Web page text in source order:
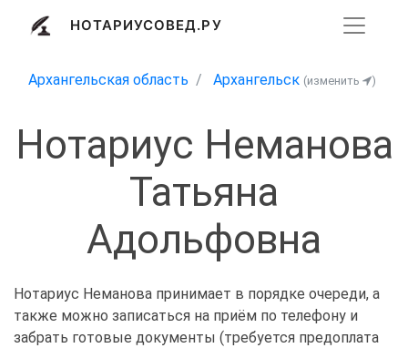
НОТАРИУСОВЕД.РУ
Архангельская область Архангельск (изменить )
Нотариус Неманова
Татьяна
Адольфовна
Нотариус Неманова принимает в порядке очереди, а
также можно записаться на приём по телефону и
забрать готовые документы (требуется предоплата